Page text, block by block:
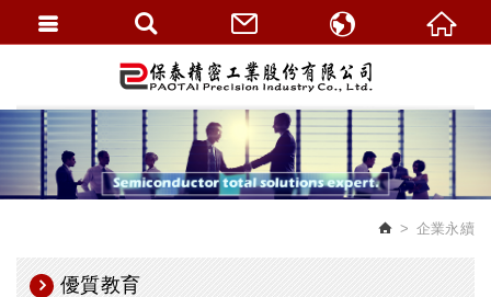
企業永續
優質教育
繁體中文
English